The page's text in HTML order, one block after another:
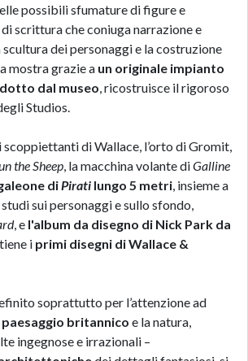
possibili sfumature di figure e
scrittura che coniuga narrazione e
dei personaggi e la costruzione
mostra grazie a un originale impianto
dal museo, ricostruisce il rigoroso
Studios.
scoppiettanti di Wallace, l’orto di Gromit,
the Sheep, la macchina volante diGalline
diPirati lungo 5 metri, insieme a
studi sui personaggi e sullo sfondo,
, e l'album da disegno di Nick Park da
i primi disegni di Wallace &
soprattutto per l’attenzione ad
paesaggio britannico e la natura,
ingegnose e irrazionali –